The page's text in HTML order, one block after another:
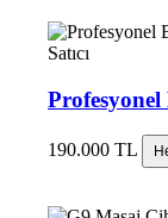
Satıcı
190.000 TL